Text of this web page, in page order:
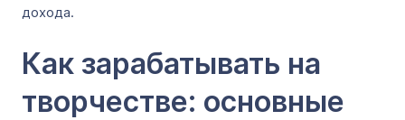
дохода.
Как зарабатывать на
творчестве: основные